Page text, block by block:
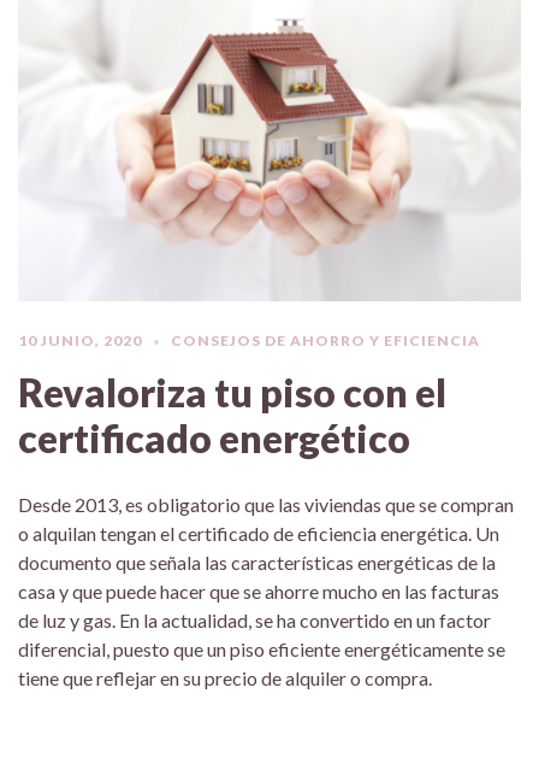
10 JUNIO, 2020 CONSEJOS DE AHORRO Y EFICIENCIA
Revaloriza tu piso con el
certificado energético
Desde 2013, es obligatorio que las viviendas que se compran
o alquilan tengan el certificado de eficiencia energética. Un
documento que señala las características energéticas de la
casa y que puede hacer que se ahorre mucho en las facturas
de luz y gas. En la actualidad, se ha convertido en un factor
diferencial, puesto que un piso eficiente energéticamente se
tiene que reflejar en su precio de alquiler o compra.